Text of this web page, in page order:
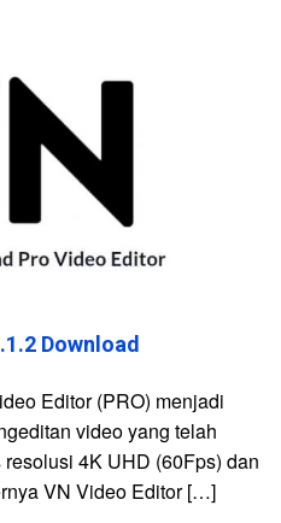
Download
Editor (PRO) menjadi
video yang telah
4K UHD (60Fps) dan
VN Video Editor […]